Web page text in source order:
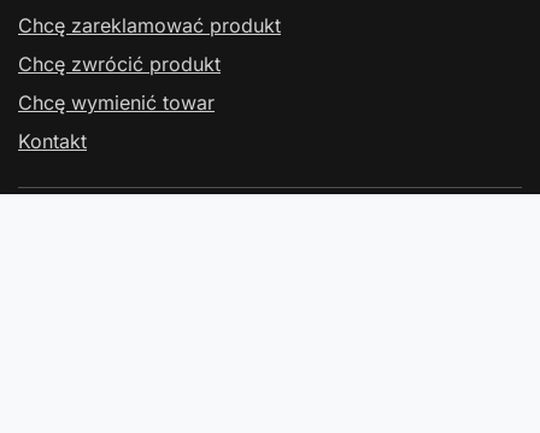
Chcę zareklamować produkt
Chcę zwrócić produkt
Chcę wymienić towar
Kontakt